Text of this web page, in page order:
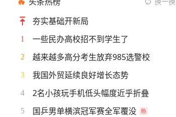
夯实基础开新局
1 一些民办高校招不到学生了
2 越来越多高分考生放弃985选警校
3 我国外贸延续良好增长态势
4 2名小孩玩手机低头幅度近乎折叠
5 国乒男单横滨冠军赛全军覆没